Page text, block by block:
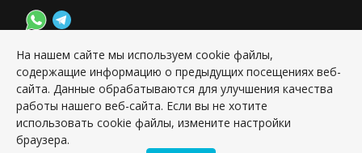
Конфиденциальность персональной информации
Copyright © 2026 ИП Григорьян Юлия Сергеевна, ИНН:
501703338416
На нашем сайте мы используем cookie файлы,
содержащие информацию о предыдущих посещениях веб-
сайта. Данные обрабатываются для улучшения качества
работы нашего веб-сайта. Если вы не хотите
использовать cookie файлы, измените настройки
браузера.